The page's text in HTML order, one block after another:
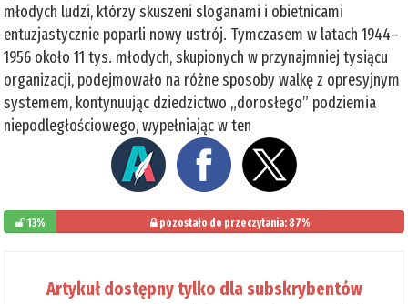
młodych ludzi, którzy skuszeni sloganami i obietnicami
entuzjastycznie poparli nowy ustrój. Tymczasem w latach 1944–
1956 około 11 tys. młodych, skupionych w przynajmniej tysiącu
organizacji, podejmowało na różne sposoby walkę z opresyjnym
systemem, kontynuując dziedzictwo „dorosłego” podziemia
niepodległościowego, wypełniając w ten
13% pozostało do przeczytania: 87%
Artykuł dostępny tylko dla subskrybentów